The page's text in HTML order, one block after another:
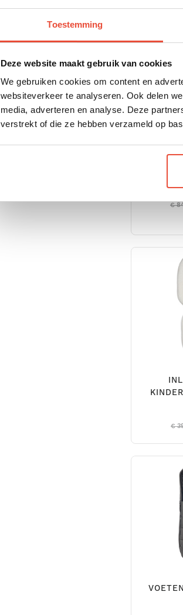
Toestemming
Deze website maakt gebruik van cookies
We gebruiken cookies om content en
websiteverkeer te analyseren. Ook delen
media, adverteren en analyse. Deze
verstrekt of die ze hebben verzameld op
€
€
€